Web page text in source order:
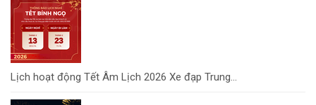
Lịch hoạt động Tết Âm Lịch 2026 Xe đạp Trung...